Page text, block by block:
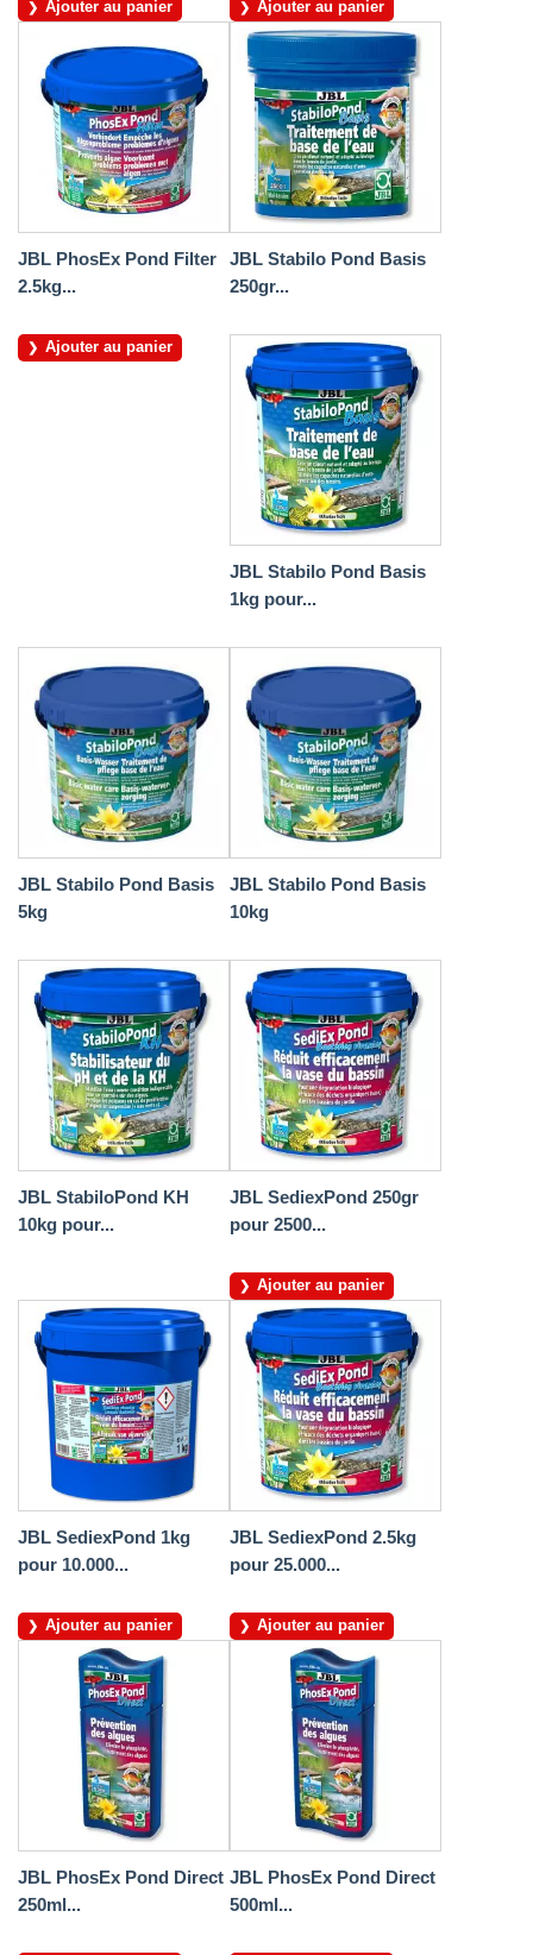
Ajouter au panier Ajouter au panier
JBL PhosEx Pond Filter
2.5kg...
Ajouter au panier
JBL Stabilo Pond Basis
250gr...
JBL Stabilo Pond Basis
1kg pour...
JBL Stabilo Pond Basis
5kg
JBL Stabilo Pond Basis
10kg
JBL StabiloPond KH
10kg pour...
JBL SediexPond 250gr
pour 2500...
Ajouter au panier
JBL SediexPond 1kg
pour 10.000...
Ajouter au panier
JBL SediexPond 2.5kg
pour 25.000...
Ajouter au panier
JBL PhosEx Pond Direct
250ml...
JBL PhosEx Pond Direct
500ml...